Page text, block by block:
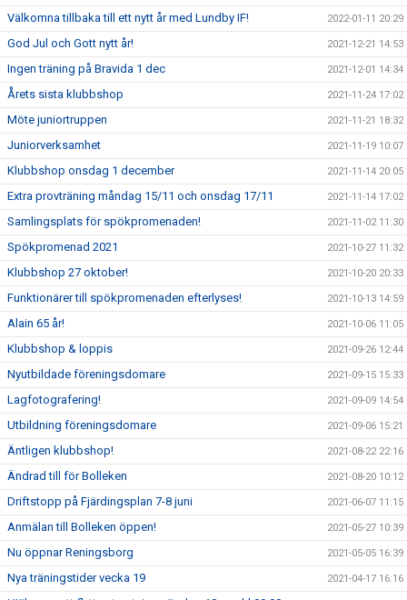
Välkomna tillbaka till ett nytt år med Lundby IF! 2022-01-11 20:29
God Jul och Gott nytt år! 2021-12-21 14:53
Ingen träning på Bravida 1 dec 2021-12-01 14:34
Årets sista klubbshop 2021-11-24 17:02
Möte juniortruppen 2021-11-21 18:32
Juniorverksamhet 2021-11-19 10:07
Klubbshop onsdag 1 december 2021-11-14 20:05
Extra provträning måndag 15/11 och onsdag 17/11 2021-11-14 17:02
Samlingsplats för spökpromenaden! 2021-11-02 11:30
Spökpromenad 2021 2021-10-27 11:32
Klubbshop 27 oktober! 2021-10-20 20:33
Funktionärer till spökpromenaden efterlyses! 2021-10-13 14:59
Alain 65 år! 2021-10-06 11:05
Klubbshop & loppis 2021-09-26 12:44
Nyutbildade föreningsdomare 2021-09-15 15:33
Lagfotografering! 2021-09-09 14:54
Utbildning föreningsdomare 2021-09-06 15:21
Äntligen klubbshop! 2021-08-22 22:16
Ändrad till för Bolleken 2021-08-20 10:12
Driftstopp på Fjärdingsplan 7-8 juni 2021-06-07 11:15
Anmälan till Bolleken öppen! 2021-05-27 10:39
Nu öppnar Reningsborg 2021-05-05 16:39
Nya träningstider vecka 19 2021-04-17 16:16